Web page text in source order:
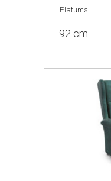
Platums
92 cm